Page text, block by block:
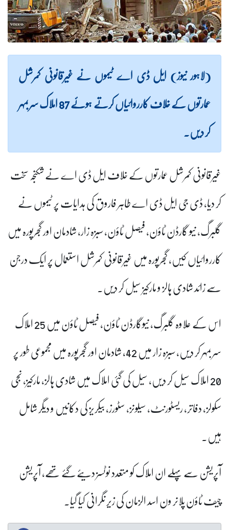
(لاہور نیوز) ایل ڈی اے ٹیموں نے غیرقانونی کمرشل
عمارتوں کے خلاف کارروائیاں کرتے ہوئے 87 املاک سربمہر
کر دیں۔
غیرقانونی کمرشل عمارتوں کے خلاف ایل ڈی اے نے شکنجہ سخت
کر دیا، ڈی جی ایل ڈی اے طاہر فاروق کی ہدایات پر ٹیموں نے
گلبرگ، نیو گارڈن ٹاؤن، فیصل ٹاؤن، سبزہ زار، شادمان اور گجرپورہ میں
کارروائیاں کیں، گجرپورہ میں غیرقانونی کمرشل استعمال پر ایک درجن
سے زائد شادی ہالز و مارکیز سیل کر دیں۔
اس کے علاوہ گلبرگ، نیوگارڈن ٹاؤن، فیصل ٹاؤن میں 25 املاک
سربمہر کر دیں، سبزہ زار میں 42، شادمان اور گجرپورہ میں مجموعی طور پر
20 املاک سیل کر دیں، سیل کی گئی املاک میں شادی ہالز، مارکیز، نجی
سکولز، دفاتر،ریسٹورنٹ، سیلونز، سٹورز، بیکریز کی دکانیں و دیگر شامل
ہیں۔
آپریشن سے پہلے ان املاک کو متعدد نوٹسز دیئے گئے تھے، آپریشن
چیف ٹاؤن پلانر ون اسد الزمان کی زیر نگرانی کیا گیا۔